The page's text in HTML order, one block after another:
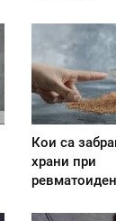
Кои са
храни при